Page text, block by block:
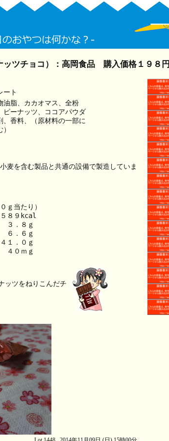
ツチョコ）：高岡食品 購入価格１９８円
ート
油脂、カカオマス、全粉
ピーナッツ、ココアパウダ
、香料、（原材料の一部に
麦を含む製品と共通の設備で製造していま
ｇ当たり）
８９kcal
３．８ｇ
６．６ｇ
１．０ｇ
４０ｍｇ
ッツをねりこんだチ